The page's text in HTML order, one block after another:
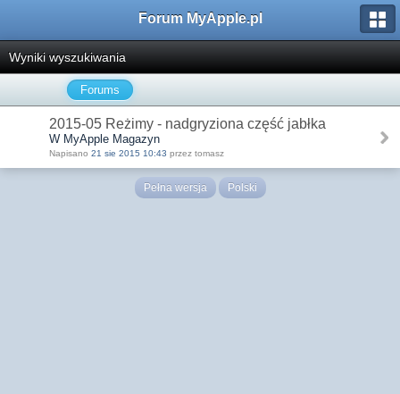
Forum MyApple.pl
Wyniki wyszukiwania
Forums
2015-05 Reżimy - nadgryziona część jabłka
W MyApple Magazyn
Napisano 21 sie 2015 10:43 przez tomasz
Pełna wersja Polski